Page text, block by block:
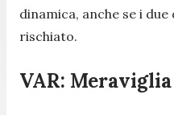
dinamica, anche se i
rischiato.
VAR: Meraviglia